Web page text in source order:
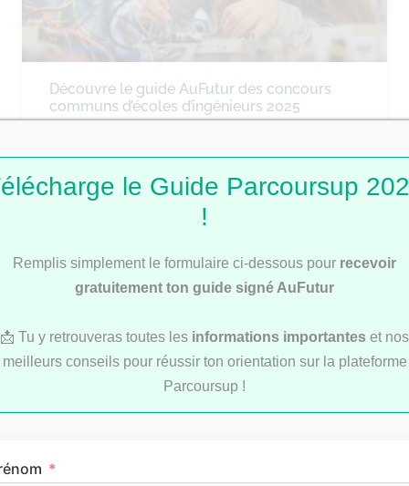
Découvre le guide AuFutur des concours
communs d’écoles d’ingénieurs 2025
ÉCOLES DE COMMERCE
Découvre notre Guide des concours
communs des écoles de commerce 2025
le Guide Parcoursup
!
Remplis simplement le formulaire ci-dessous pour recevoir
gratuitement ton guide signé AuFutur
📩 Tu y retrouveras toutes les informations importantes et nos
meilleurs conseils pour réussir ton orientation sur la plateforme
Parcoursup !